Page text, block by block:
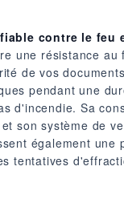
contre le feu
une résistance au
de vos
pendant une
d'incendie. Sa
son système de
également une
tentatives